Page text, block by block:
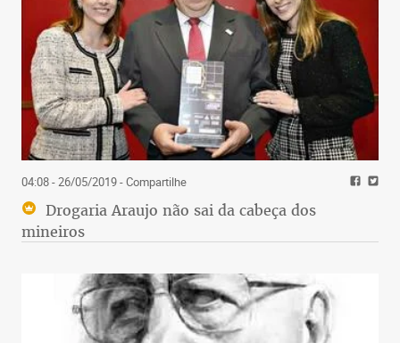
04:08 - 26/05/2019- Compartilhe
Drogaria Araujo não sai da cabeça dos
mineiros